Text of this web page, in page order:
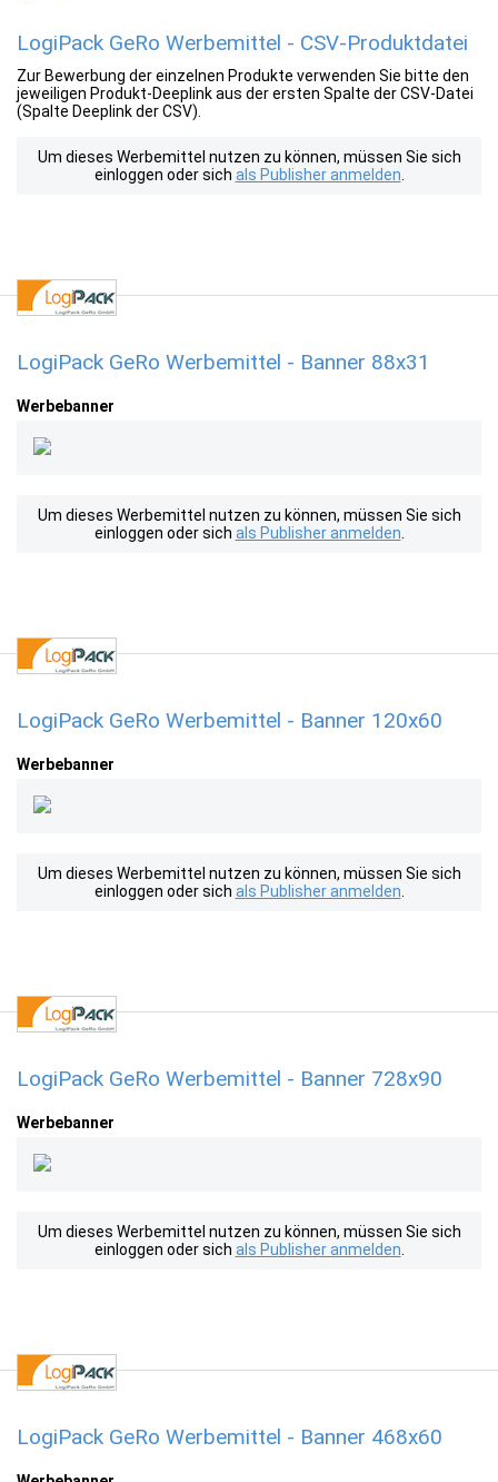
LogiPack GeRo Werbemittel - CSV-Produktdatei
Zur Bewerbung der einzelnen Produkte verwenden Sie bitte den
jeweiligen Produkt-Deeplink aus der ersten Spalte der CSV-Datei
(Spalte Deeplink der CSV).
Um dieses Werbemittel nutzen zu können, müssen Sie sich
einloggen oder sich als Publisher anmelden
LogiPack GeRo Werbemittel - Banner 88x31
Werbebanner
Um dieses Werbemittel nutzen zu können, müssen Sie sich
einloggen oder sich als Publisher anmelden
LogiPack GeRo Werbemittel - Banner 120x60
Werbebanner
Um dieses Werbemittel nutzen zu können, müssen Sie sich
einloggen oder sich als Publisher anmelden
LogiPack GeRo Werbemittel - Banner 728x90
Werbebanner
Um dieses Werbemittel nutzen zu können, müssen Sie sich
einloggen oder sich als Publisher anmelden
LogiPack GeRo Werbemittel - Banner 468x60